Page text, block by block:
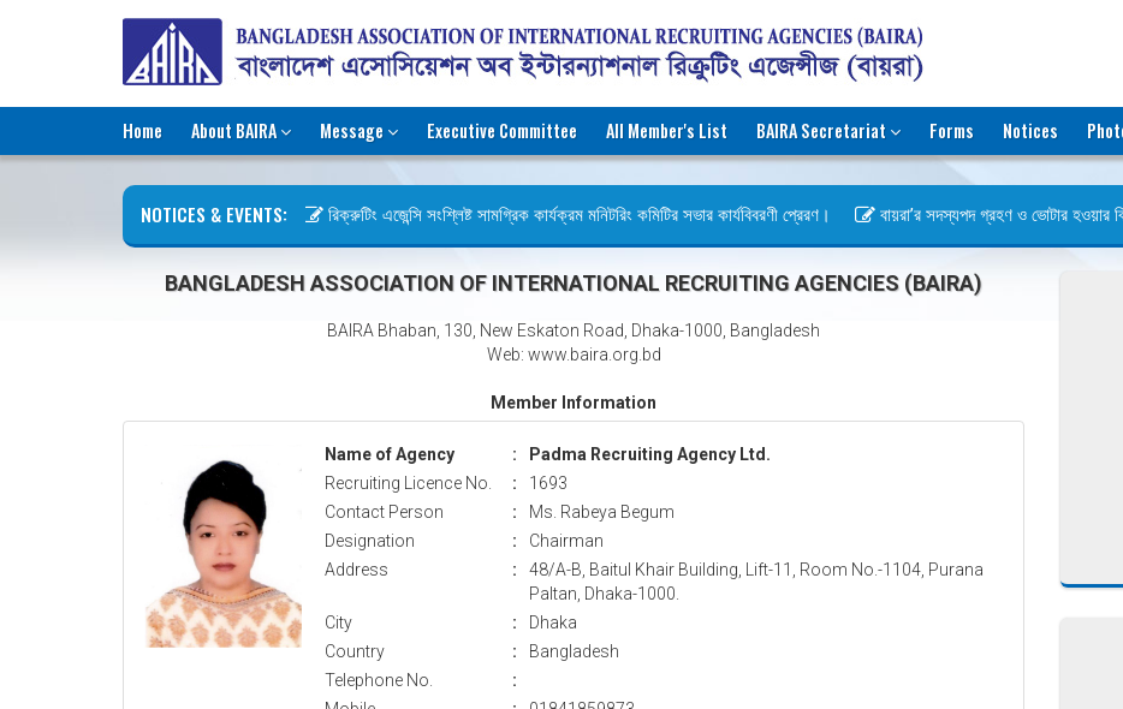
Home About BAIRA Message Executive Committee All Member's List BAIRA Secretariat Forms Notices
NOTICES & EVENTS: রিক্রুটিং এজেন্সি সংশ্লিষ্ট সামগ্রিক কার্যক্রম মনিটরিং কমিটির সভার কার্যবিবরণী প্রেরণ। বায়রা’র সদস্যপদ গ্রহণ ও ভোটার হওয়ার
BANGLADESH ASSOCIATION OF INTERNATIONAL RECRUITING AGENCIES (BAIRA)
BAIRA Bhaban, 130, New Eskaton Road, Dhaka-1000, Bangladesh
Web: www.baira.org.bd
Member Information
Name of Agency :
Padma Recruiting Agency Ltd.
Recruiting Licence No.
:
1693
Contact Person
:
Ms. Rabeya Begum
Designation
:
Chairman
Address
:
48/A-B, Baitul Khair Building, Lift-11, Room No.-1104, Purana
Paltan, Dhaka-1000.
City
:
Dhaka
Country
:
Bangladesh
Telephone No.
: